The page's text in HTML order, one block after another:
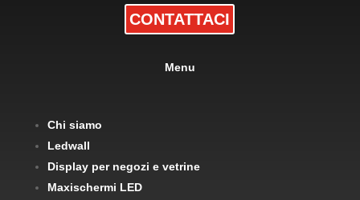
CONTATTACI
Menu
Chi siamo
Ledwall
Display per negozi e vetrine
Maxischermi LED